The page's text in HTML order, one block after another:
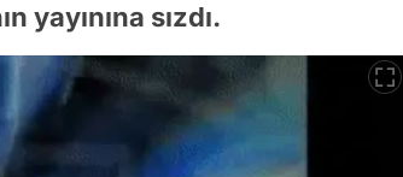
yayınına sızdı.